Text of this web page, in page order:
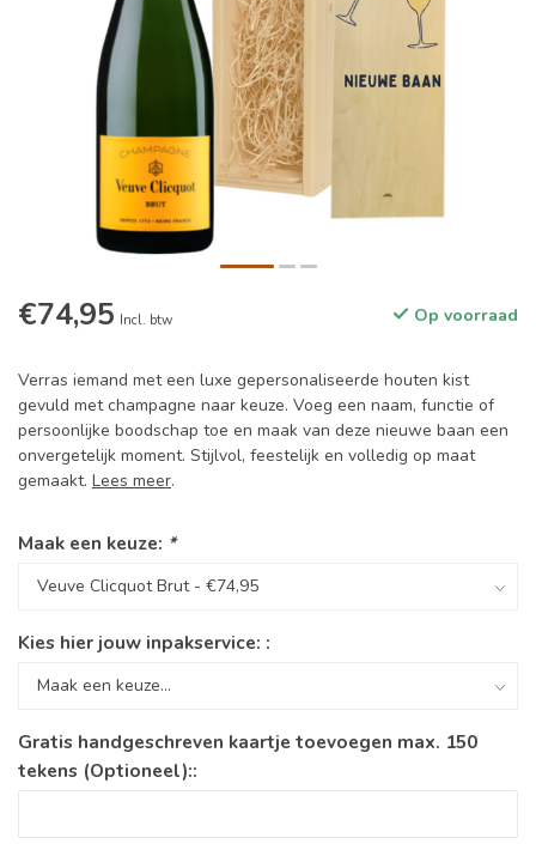
€74,95 Incl. btw Op voorraad
Verras iemand met een luxe gepersonaliseerde houten kist
gevuld met champagne naar keuze. Voeg een naam, functie of
persoonlijke boodschap toe en maak van deze nieuwe baan een
onvergetelijk moment. Stijlvol, feestelijk en volledig op maat
gemaakt. Lees meer.
Maak een keuze: *
Kies hier jouw inpakservice: :
Gratis handgeschreven kaartje toevoegen max. 150
tekens (Optioneel)::